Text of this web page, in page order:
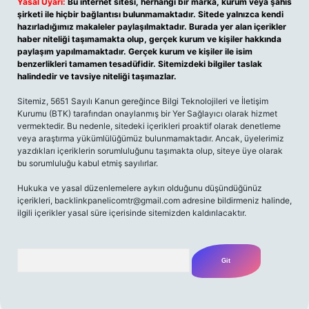
şirketi ile hiçbir bağlantısı bulunmamaktadır. Sitede yalnızca kendi
hazırladığımız makaleler paylaşılmaktadır. Burada yer alan içerikler
haber niteliği taşımamakta olup, gerçek kurum ve kişiler hakkında
paylaşım yapılmamaktadır. Gerçek kurum ve kişiler ile isim
benzerlikleri tamamen tesadüfidir. Sitemizdeki bilgiler taslak
halindedir ve tavsiye niteliği taşımazlar.
Sitemiz, 5651 Sayılı Kanun gereğince Bilgi Teknolojileri ve İletişim
Kurumu (BTK) tarafından onaylanmış bir Yer Sağlayıcı olarak hizmet
vermektedir. Bu nedenle, sitedeki içerikleri proaktif olarak denetleme
veya araştırma yükümlülüğümüz bulunmamaktadır. Ancak, üyelerimiz
yazdıkları içeriklerin sorumluluğunu taşımakta olup, siteye üye olarak
bu sorumluluğu kabul etmiş sayılırlar.
Hukuka ve yasal düzenlemelere aykırı olduğunu düşündüğünüz
içerikleri, backlinkpanelicomtr@gmail.com adresine bildirmeniz halinde,
ilgili içerikler yasal süre içerisinde sitemizden kaldırılacaktır.